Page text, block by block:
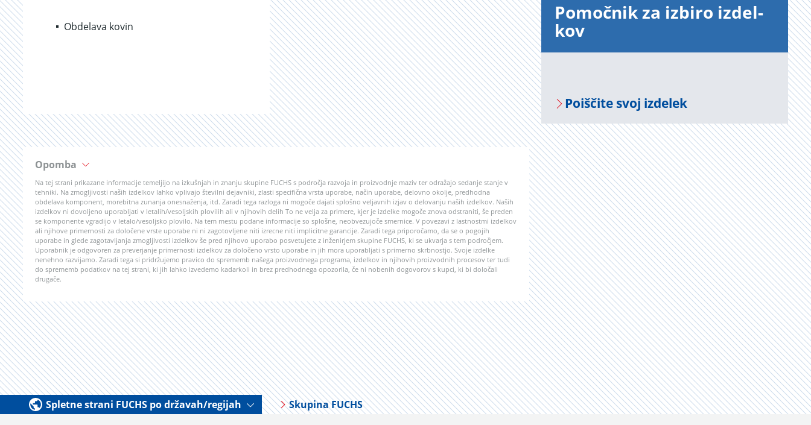
Obdelava kovin
Opomba
Na tej strani prikazane informacije temeljijo na izkušnjah in znanju skupine FUCHS s področja razvoja in proizvodnje maziv ter odražajo sedanje stanje v
tehniki. Na zmogljivosti naših izdelkov lahko vplivajo številni dejavniki, zlasti specifična vrsta uporabe, način uporabe, delovno okolje, predhodna
obdelava komponent, morebitna zunanja onesnaženja, itd. Zaradi tega razloga ni mogoče dajati splošno veljavnih izjav o delovanju naših izdelkov. Naših
izdelkov ni dovoljeno uporabljati v letalih/vesoljskih plovilih ali v njihovih delih To ne velja za primere, kjer je izdelke mogoče znova odstraniti, še preden
se komponente vgradijo v letalo/vesoljsko plovilo. Na tem mestu podane informacije so splošne, neobvezujoče smernice. V povezavi z lastnostmi izdelkov
ali njihove primernosti za določene vrste uporabe ni ni zagotovljene niti izrecne niti implicitne garancije. Zaradi tega priporočamo, da se o pogojih
uporabe in glede zagotavljanja zmogljivosti izdelkov še pred njihovo uporabo posvetujete z inženirjem skupine FUCHS, ki se ukvarja s tem področjem.
Uporabnik je odgovoren za preverjanje primernosti izdelkov za določeno vrsto uporabe in jih mora uporabljati s primerno skrbnostjo. Svoje izdelke
nenehno razvijamo. Zaradi tega si pridržujemo pravico do sprememb našega proizvodnega programa, izdelkov in njihovih proizvodnih procesov ter tudi
do sprememb podatkov na tej strani, ki jih lahko izvedemo kadarkoli in brez predhodnega opozorila, če ni nobenih dogovorov s kupci, ki bi določali
drugače.
Po­moč­nik za iz­bi­ro iz­del­
kov
Po­i­šči­te svoj iz­de­lek
Spletne strani FUCHS po državah/regijah Skupina FUCHS